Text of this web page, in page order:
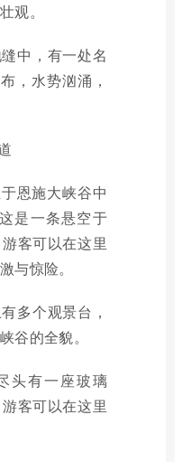
观。
中，有一处名
，水势汹涌，
恩施大峡谷中
是一条悬空于
客可以在这里
与惊险。
多个观景台，
谷的全貌。
头有一座玻璃
客可以在这里